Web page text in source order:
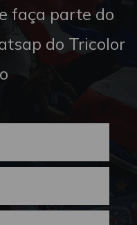
faça parte do
do Tricolor